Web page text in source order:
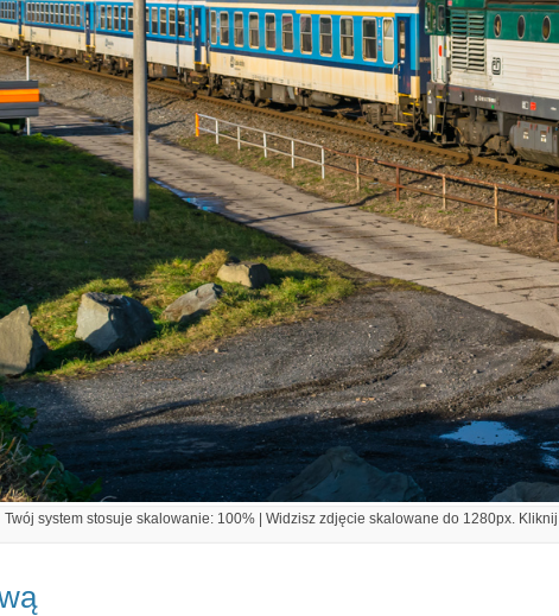
Twój system stosuje skalowanie: 100% | Widzisz zdjęcie skalowane do 1280px.